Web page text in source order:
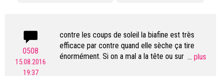
0508
15.08.2016
19:37
contre les coups de soleil la biafine est très
efficace par contre quand elle sèche ça tire
énormément. Si on a mal a la tête ou sur la tête
...